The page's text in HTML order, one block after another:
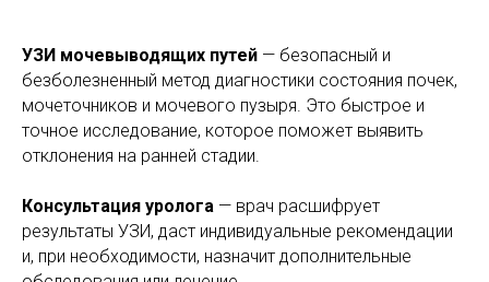
УЗИ мочевыводящих путей — безопасный и
безболезненный метод диагностики состояния почек,
мочеточников и мочевого пузыря. Это быстрое и
точное исследование, которое поможет выявить
отклонения на ранней стадии.
Консультация уролога — врач расшифрует
результаты УЗИ, даст индивидуальные рекомендации
и, при необходимости, назначит дополнительные